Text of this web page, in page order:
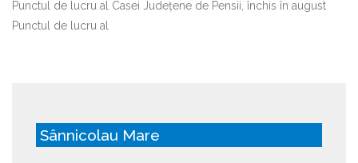
Punctul de lucru al Casei Județene de Pensii, închis în august
Punctul de lucru al
Sânnicolau Mare